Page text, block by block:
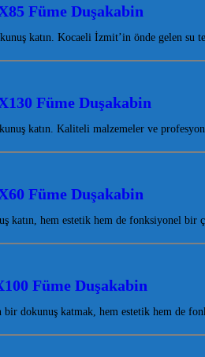
Füme Duşakabin
katın. Kocaeli İzmit’in önde gelen su
Füme Duşakabin
katın. Kaliteli malzemeler ve
Füme Duşakabin
katın, hem estetik hem de fonksiyonel bir
Füme Duşakabin
dokunuş katmak, hem estetik hem de